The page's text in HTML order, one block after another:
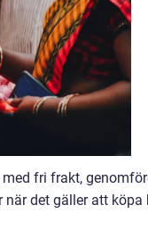
fri frakt,
det gäller att